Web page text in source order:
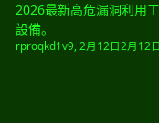
2026最新高危漏洞利用
設備。
rproqkd1v9, 2月12日2月12日